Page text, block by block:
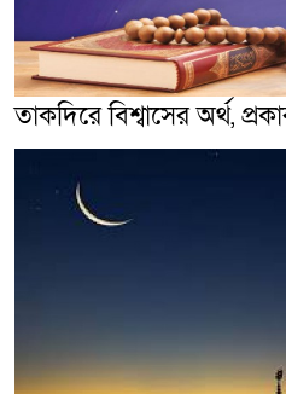
তাকদিরে বিশ্বাসের অর্থ,